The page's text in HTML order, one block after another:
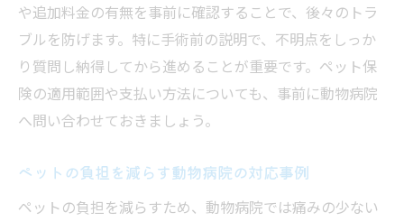
や追加料金の有無を事前に確認することで、後々のトラ
ブルを防げます。特に手術前の説明で、不明点をしっか
り質問し納得してから進めることが重要です。ペット保
険の適用範囲や支払い方法についても、事前に動物病院
へ問い合わせておきましょう。
ペットの負担を減らす動物病院の対応事例
ペットの負担を減らすため、動物病院では痛みの少ない